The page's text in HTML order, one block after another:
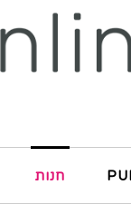
חנות